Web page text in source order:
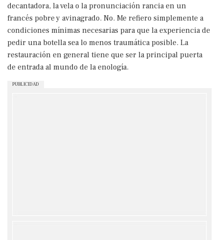
decantadora, la vela o la pronunciación rancia en un
francés pobre y avinagrado. No. Me refiero simplemente a
condiciones mínimas necesarias para que la experiencia de
pedir una botella sea lo menos traumática posible. La
restauración en general tiene que ser la principal puerta
de entrada al mundo de la enología.
PUBLICIDAD